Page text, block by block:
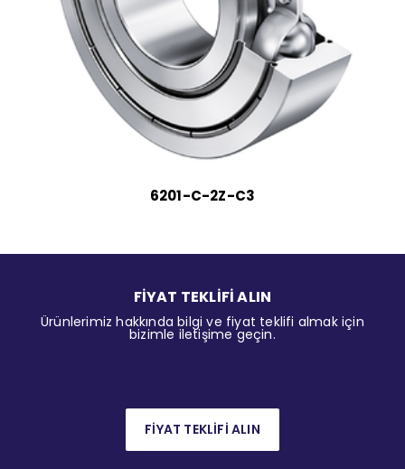
6201-C-2Z-C3
FİYAT TEKLİFİ ALIN
Ürünlerimiz hakkında bilgi ve fiyat teklifi almak için
bizimle iletişime geçin.
FİYAT TEKLİFİ ALIN